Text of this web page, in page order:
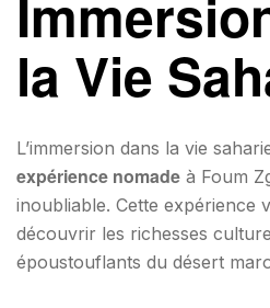
la Vie
L’immersion dans la vie
expérience nomade à Foum
inoubliable. Cette expérience
découvrir les richesses
époustouflants du désert